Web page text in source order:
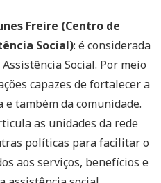
Freire (Centro de
Social): é considerada
Social. Por meio
capazes de fortalecer a
também da comunidade.
as unidades da rede
políticas para facilitar o
aos serviços, benefícios e